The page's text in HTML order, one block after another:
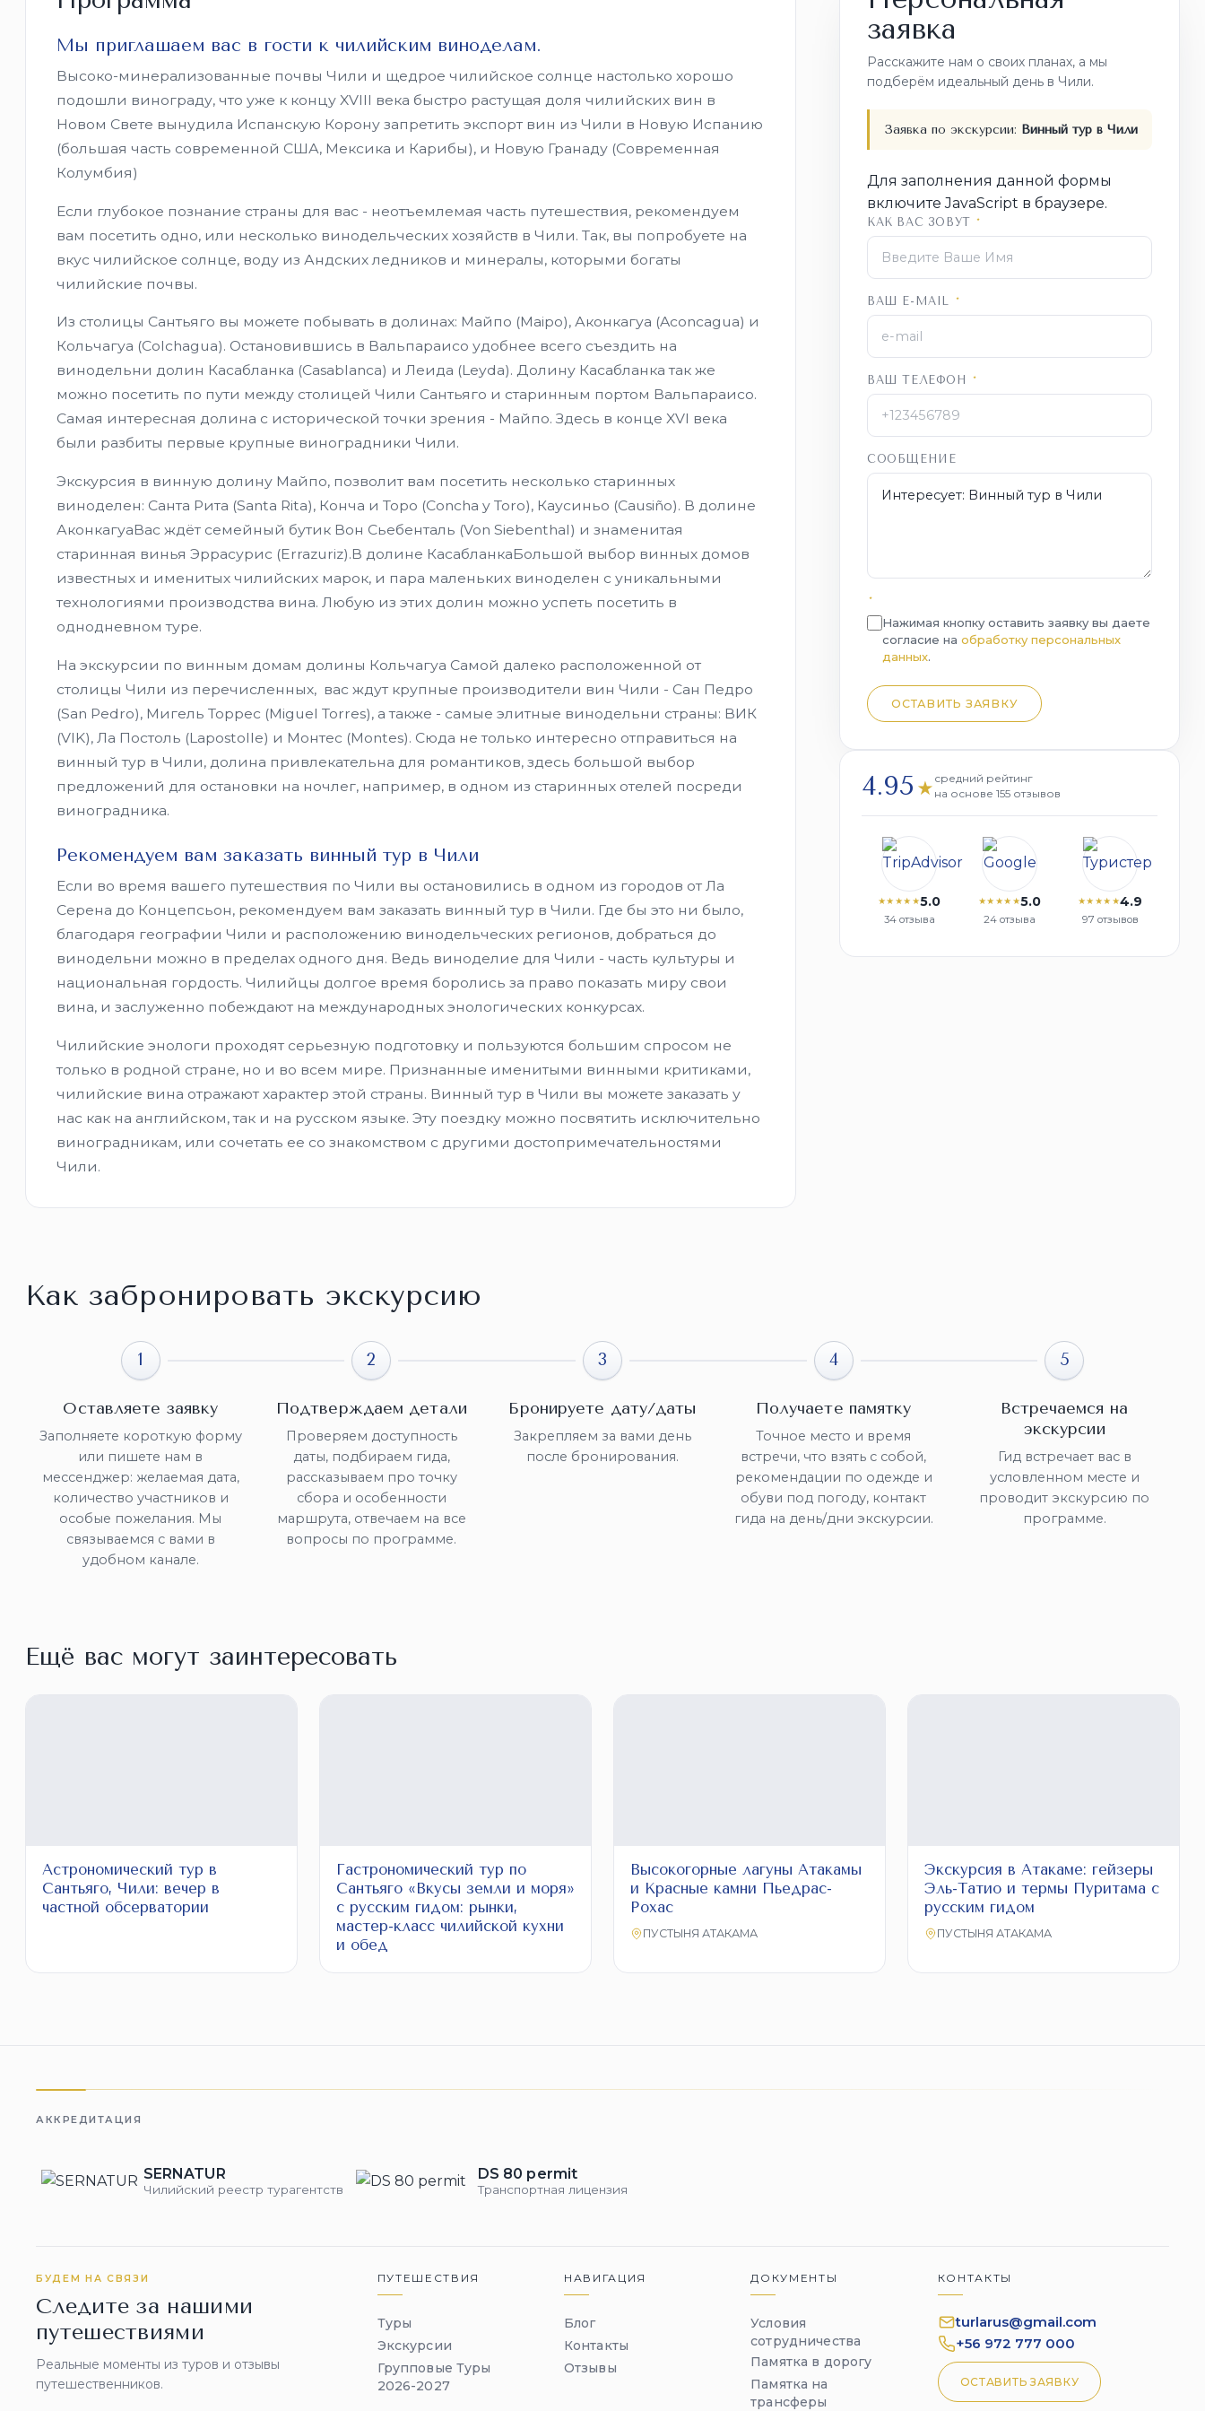
Мы приглашаем вас в гости к чилийским виноделам.
Высоко-минерализованные почвы Чили и щедрое чилийское солнце настолько хорошо
подошли винограду, что уже к концу XVIII века быстро растущая доля чилийских вин в
Новом Свете вынудила Испанскую Корону запретить экспорт вин из Чили в Новую Испанию
(большая часть современной США, Мексика и Карибы), и Новую Гранаду (Современная
Колумбия)
Если глубокое познание страны для вас - неотъемлемая часть путешествия, рекомендуем
вам посетить одно, или несколько винодельческих хозяйств в Чили. Так, вы попробуете на
вкус чилийское солнце, воду из Андских ледников и минералы, которыми богаты
чилийские почвы.
Из столицы Сантьяго вы можете побывать в долинах: Майпо (Maipo), Аконкагуа (Aconcagua) и
Кольчагуа (Colchagua). Остановившись в Вальпараисо удобнее всего съездить на
винодельни долин Касабланка (Casablanca) и Леида (Leyda). Долину Касабланка так же
можно посетить по пути между столицей Чили Сантьяго и старинным портом Вальпараисо.
Самая интересная долина с исторической точки зрения - Майпо. Здесь в конце XVI века
были разбиты первые крупные виноградники Чили.
Экскурсия в винную долину Майпо, позволит вам посетить несколько старинных
виноделен: Санта Рита (Santa Rita), Конча и Торо (Concha y Toro), Каусиньо (Causiño). В долине
АконкагуаВас ждёт семейный бутик Вон Сьебенталь (Von Siebenthal) и знаменитая
старинная винья Эррасурис (Errazuriz).В долине КасабланкаБольшой выбор винных домов
известных и именитых чилийских марок, и пара маленьких виноделен с уникальными
технологиями производства вина. Любую из этих долин можно успеть посетить в
однодневном туре.
На экскурсии по винным домам долины Кольчагуа Самой далеко расположенной от
столицы Чили из перечисленных, вас ждут крупные производители вин Чили - Сан Педро
(San Pedro), Мигель Торрес (Miguel Torres), а также - самые элитные винодельни страны: ВИК
(VIK), Ла Постоль (Lapostolle) и Монтес (Montes). Сюда не только интересно отправиться на
винный тур в Чили, долина привлекательна для романтиков, здесь большой выбор
предложений для остановки на ночлег, например, в одном из старинных отелей посреди
виноградника.
Рекомендуем вам заказать винный тур в Чили
Если во время вашего путешествия по Чили вы остановились в одном из городов от Ла
Серена до Концепсьон, рекомендуем вам заказать винный тур в Чили. Где бы это ни было,
благодаря географии Чили и расположению винодельческих регионов, добраться до
винодельни можно в пределах одного дня. Ведь виноделие для Чили - часть культуры и
национальная гордость. Чилийцы долгое время боролись за право показать миру свои
вина, и заслуженно побеждают на международных энологических конкурсах.
Чилийские энологи проходят серьезную подготовку и пользуются большим спросом не
только в родной стране, но и во всем мире. Признанные именитыми винными критиками,
чилийские вина отражают характер этой страны. Винный тур в Чили вы можете заказать у
нас как на английском, так и на русском языке. Эту поездку можно посвятить исключительно
виноградникам, или сочетать ее со знакомством с другими достопримечательностями
Чили.
заявка
Расскажите нам о своих планах, а мы
подберём идеальный день в Чили.
Заявка по экскурсии: Винный тур в Чили
Для заполнения данной формы
включите JavaScript в браузере.
КАК ВАС ЗОВУТ *
ВАШ E-MAIL *
ВАШ ТЕЛЕФОН *
СООБЩЕНИЕ
*
Нажимая кнопку оставить заявку вы даете
согласие на обработку персональных
данных.
ОСТАВИТЬ ЗАЯВКУ
4.95 ★
средний рейтинг
на основе 155 отзывов
★★★★★5.0
34 отзыва
★★★★★5.0
24 отзыва
★★★★★4.9
97 отзывов
Как забронировать экскурсию
1
Оставляете заявку
Заполняете короткую форму
или пишете нам в
мессенджер: желаемая дата,
количество участников и
особые пожелания. Мы
связываемся с вами в
удобном канале.
2
Подтверждаем детали
Проверяем доступность
даты, подбираем гида,
рассказываем про точку
сбора и особенности
маршрута, отвечаем на все
вопросы по программе.
3
Бронируете дату/даты
Закрепляем за вами день
после бронирования.
4
Получаете памятку
Точное место и время
встречи, что взять с собой,
рекомендации по одежде и
обуви под погоду, контакт
гида на день/дни экскурсии.
5
Встречаемся на
экскурсии
Гид встречает вас в
условленном месте и
проводит экскурсию по
программе.
Ещё вас могут заинтересовать
Астрономический тур в
Сантьяго, Чили: вечер в
частной обсерватории
Гастрономический тур по
Сантьяго «Вкусы земли и моря»
с русским гидом: рынки,
мастер-класс чилийской кухни
и обед
Высокогорные лагуны Атакамы
и Красные камни Пьедрас-
Рохас
ПУСТЫНЯ АТАКАМА
Экскурсия в Атакаме: гейзеры
Эль-Татио и термы Пуритама с
русским гидом
ПУСТЫНЯ АТАКАМА
АККРЕДИТАЦИЯ
SERNATUR
Чилийский реестр турагентств
DS 80 permit
Транспортная лицензия
БУДЕМ НА СВЯЗИ
Следите за нашими
путешествиями
Реальные моменты из туров и отзывы
путешественников.
ПУТЕШЕСТВИЯ
Туры
Экскурсии
Групповые Туры
2026-2027
НАВИГАЦИЯ
Блог
Контакты
Отзывы
ДОКУМЕНТЫ
Условия
сотрудничества
Памятка в дорогу
Памятка на
трансферы
КОНТАКТЫ
turlarus@gmail.com
+56 972 777 000
ОСТАВИТЬ ЗАЯВКУ